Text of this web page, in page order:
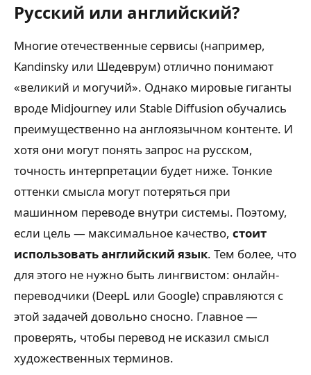
Русский или английский?
Многие отечественные сервисы (например,
Kandinsky или Шедеврум) отлично понимают
«великий и могучий». Однако мировые гиганты
вроде Midjourney или Stable Diffusion обучались
преимущественно на англоязычном контенте. И
хотя они могут понять запрос на русском,
точность интерпретации будет ниже. Тонкие
оттенки смысла могут потеряться при
машинном переводе внутри системы. Поэтому,
если цель — максимальное качество, стоит
использовать английский язык. Тем более, что
для этого не нужно быть лингвистом: онлайн-
переводчики (DeepL или Google) справляются с
этой задачей довольно сносно. Главное —
проверять, чтобы перевод не исказил смысл
художественных терминов.